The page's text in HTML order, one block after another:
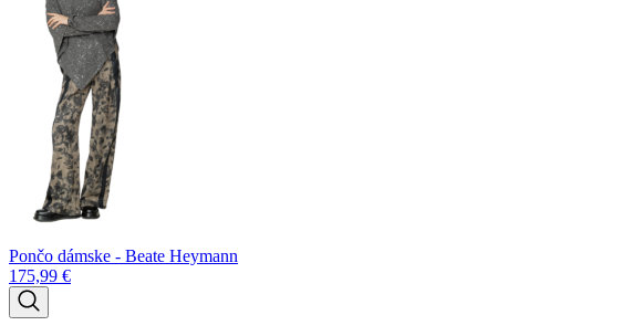
Pončo dámske - Beate Heymann
175,99 €